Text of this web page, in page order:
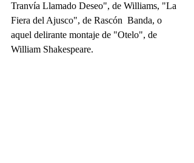
Tranvía Llamado Deseo", de Williams, "La
Fiera del Ajusco", de Rascón  Banda, o
aquel delirante montaje de "Otelo", de
William Shakespeare.